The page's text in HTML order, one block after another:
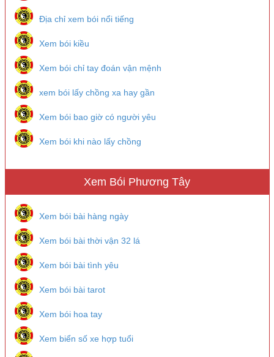
Địa chỉ xem bói nổi tiếng
Xem bói kiều
Xem bói chỉ tay đoán vận mệnh
xem bói lấy chồng xa hay gần
Xem bói bao giờ có người yêu
Xem bói khi nào lấy chồng
Xem Bói Phương Tây
Xem bói bài hàng ngày
Xem bói bài thời vận 32 lá
Xem bói bài tình yêu
Xem bói bài tarot
Xem bói hoa tay
Xem biển số xe hợp tuổi